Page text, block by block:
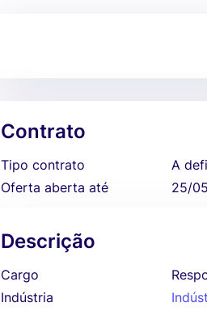
Contrato
Tipo contrato
A
Oferta aberta até
25/
Descrição
Cargo
Indústria